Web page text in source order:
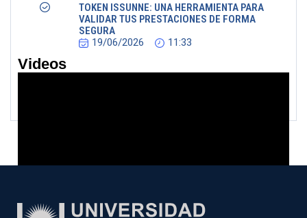
TOKEN ISSUNNE: UNA HERRAMIENTA PARA
VALIDAR TUS PRESTACIONES DE FORMA
SEGURA
19/06/2026
11:33
Videos